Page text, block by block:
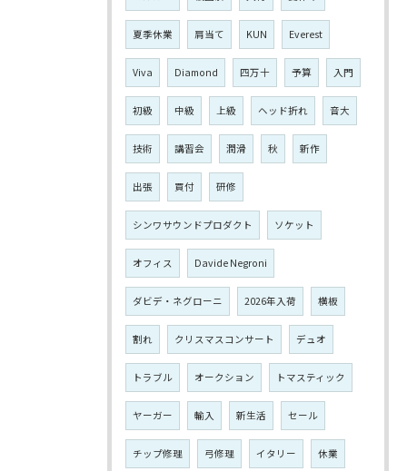
夏季休業 肩当て KUN Everest
Viva Diamond 四万十 予算 入門
初級 中級 上級 ヘッド折れ 音大
技術 講習会 潤滑 秋 新作
出張 買付 研修
シンワサウンドプロダクト ソケット
オフィス Davide Negroni
ダビデ・ネグローニ 2026年入荷 横板
割れ クリスマスコンサート デュオ
トラブル オークション トマスティック
ヤーガー 輸入 新生活 セール
チップ修理 弓修理 イタリー 休業